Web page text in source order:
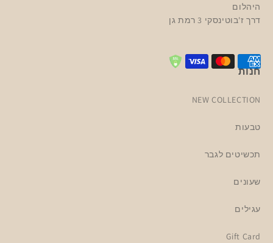
היהלום
דרך ז'בוטינסקי 3 רמת גן
חנות
NEW COLLECTION
טבעות
תכשיטים לגבר
שעונים
עגילים
Gift Card